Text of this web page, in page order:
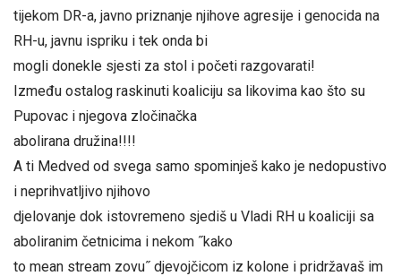
tijekom DR-a, javno priznanje njihove agresije i genocida na
RH-u, javnu ispriku i tek onda bi
mogli donekle sjesti za stol i početi razgovarati!
Između ostalog raskinuti koaliciju sa likovima kao što su
Pupovac i njegova zločinačka
abolirana družina!!!!
A ti Medved od svega samo spominješ kako je nedopustivo
i neprihvatljivo njihovo
djelovanje dok istovremeno sjediš u Vladi RH u koaliciji sa
aboliranim četnicima i nekom ˝kako
to mean stream zovu˝ djevojčicom iz kolone i pridržavaš im